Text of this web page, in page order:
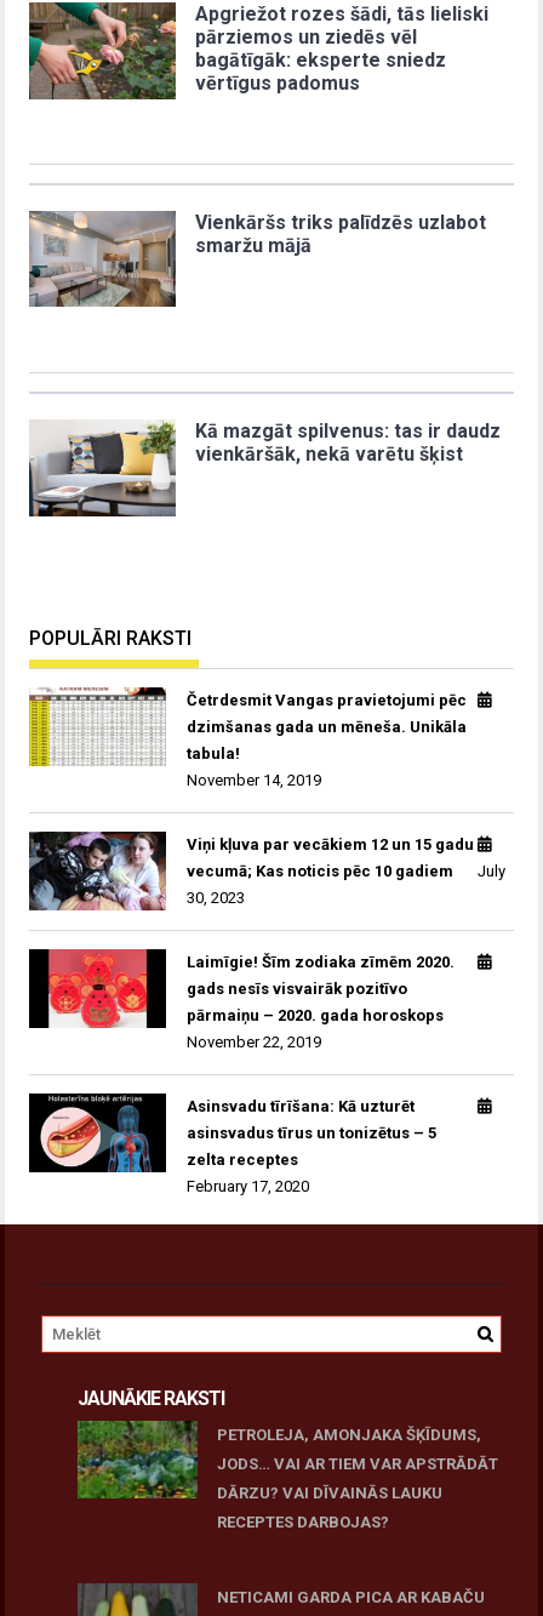
Apgriežot rozes šādi, tās lieliski
pārziemos un ziedēs vēl
bagātīgāk: eksperte sniedz
vērtīgus padomus
Vienkāršs triks palīdzēs uzlabot
smaržu mājā
Kā mazgāt spilvenus: tas ir daudz
vienkāršāk, nekā varētu šķist
POPULĀRI RAKSTI
Četrdesmit Vangas pravietojumi pēc
dzimšanas gada un mēneša. Unikāla
tabula!
November 14, 2019
Viņi kļuva par vecākiem 12 un 15 gadu
vecumā; Kas noticis pēc 10 gadiem
July
30, 2023
Laimīgie! Šīm zodiaka zīmēm 2020.
gads nesīs visvairāk pozitīvo
pārmaiņu – 2020. gada horoskops
November 22, 2019
Asinsvadu tīrīšana: Kā uzturēt
asinsvadus tīrus un tonizētus – 5
zelta receptes
February 17, 2020
JAUNĀKIE RAKSTI
PETROLEJA, AMONJAKA ŠĶĪDUMS,
JODS… VAI AR TIEM VAR APSTRĀDĀT
DĀRZU? VAI DĪVAINĀS LAUKU
RECEPTES DARBOJAS?
NETICAMI GARDA PICA AR KABAČU